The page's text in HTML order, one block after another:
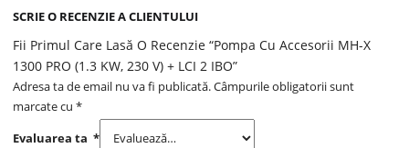
SCRIE O RECENZIE A CLIENTULUI
Fii Primul Care Lasă O Recenzie “Pompa Cu Accesorii MH-X
1300 PRO (1.3 KW, 230 V) + LCI 2 IBO”
Adresa ta de email nu va fi publicată.Câmpurile obligatorii sunt
marcate cu*
Evaluarea ta*